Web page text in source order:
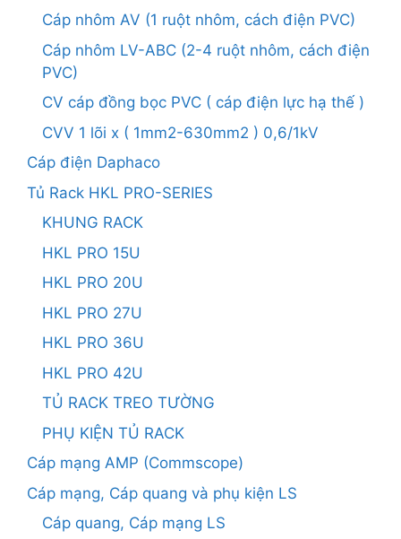
Cáp nhôm AV (1 ruột nhôm, cách điện PVC)
Cáp nhôm LV-ABC (2-4 ruột nhôm, cách điện
PVC)
CV cáp đồng bọc PVC ( cáp điện lực hạ thế )
CVV 1 lõi x ( 1mm2-630mm2 ) 0,6/1kV
Cáp điện Daphaco
Tủ Rack HKL PRO-SERIES
KHUNG RACK
HKL PRO 15U
HKL PRO 20U
HKL PRO 27U
HKL PRO 36U
HKL PRO 42U
TỦ RACK TREO TƯỜNG
PHỤ KIỆN TỦ RACK
Cáp mạng AMP (Commscope)
Cáp mạng, Cáp quang và phụ kiện LS
Cáp quang, Cáp mạng LS